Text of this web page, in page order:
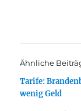
Ähnliche
Tarife:
wenig Geld